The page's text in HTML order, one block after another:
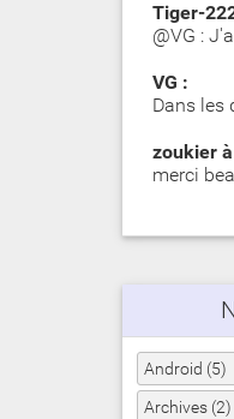
Tiger-
VG :
zoukier
Android (5)
Archives (2)